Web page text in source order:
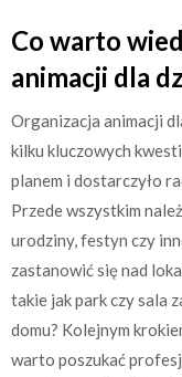
Co warto
animacji dla
Organizacja animacji
kilku kluczowych
planem i dostarczyło
Przede wszystkim
urodziny, festyn czy
zastanowić się nad
takie jak park czy sala
domu? Kolejnym
warto poszukać